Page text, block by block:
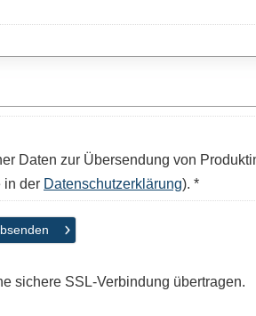
Daten zur Übersendung von
in der Datenschutzerklärung). *
sichere SSL-Verbindung übertragen.